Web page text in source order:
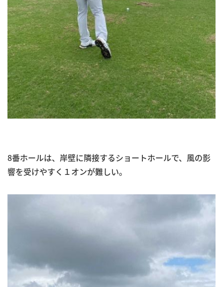
8番ホールは、岸壁に隣接するショートホールで、風の影
響を受けやすく１オンが難しい。